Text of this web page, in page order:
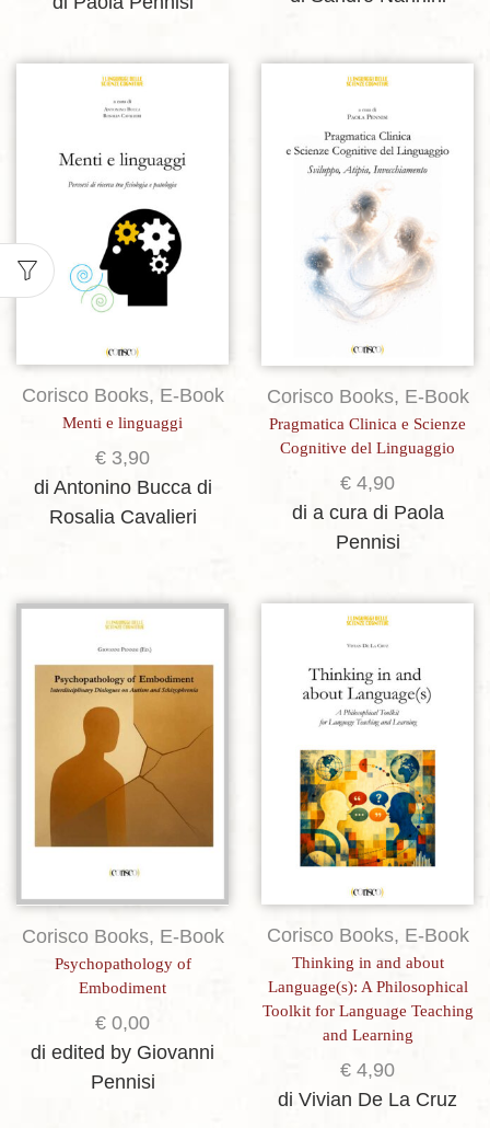
Aggiungi alla lista dei desideri
Corisco Books, E-Book
Menti e linguaggi
€ 3,90
di Antonino Bucca di
Rosalia Cavalieri
Aggiungi alla lista dei desideri
Corisco Books, E-Book
Pragmatica Clinica e Scienze
Cognitive del Linguaggio
€ 4,90
di a cura di Paola
Pennisi
Aggiungi alla lista dei desideri
Corisco Books, E-Book
Psychopathology of
Embodiment
€ 0,00
di edited by Giovanni
Pennisi
Aggiungi alla lista dei desideri
Corisco Books, E-Book
Thinking in and about
Language(s): A Philosophical
Toolkit for Language Teaching
and Learning
€ 4,90
di Vivian De La Cruz